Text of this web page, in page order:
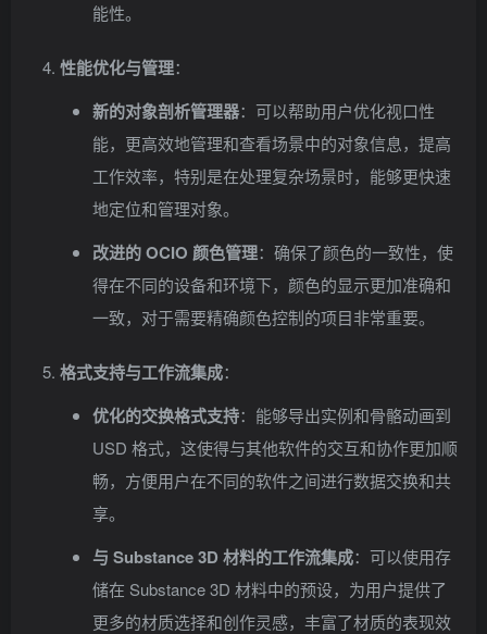
能性。
性能优化与管理：
新的对象剖析管理器：可以帮助用户优化视口性
能，更高效地管理和查看场景中的对象信息，提高
工作效率，特别是在处理复杂场景时，能够更快速
地定位和管理对象。
改进的 OCIO 颜色管理：确保了颜色的一致性，使
得在不同的设备和环境下，颜色的显示更加准确和
一致，对于需要精确颜色控制的项目非常重要。
格式支持与工作流集成：
优化的交换格式支持：能够导出实例和骨骼动画到
USD 格式，这使得与其他软件的交互和协作更加顺
畅，方便用户在不同的软件之间进行数据交换和共
享。
与 Substance 3D 材料的工作流集成：可以使用存
储在 Substance 3D 材料中的预设，为用户提供了
更多的材质选择和创作灵感，丰富了材质的表现效